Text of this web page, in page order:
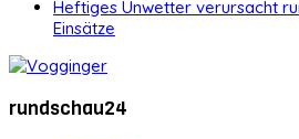
Heftiges Unwetter verursacht
Einsätze
rundschau24